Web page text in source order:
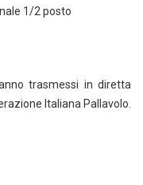
1/2 posto
trasmessi in diretta
Italiana Pallavolo.